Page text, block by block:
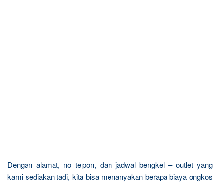
Dengan alamat, no telpon, dan jadwal bengkel – outlet yang
kami sediakan tadi, kita bisa menanyakan berapa biaya ongkos